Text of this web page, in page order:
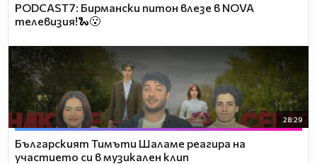
PODCAST7: Бирмански питон влезе в NOVA
телевизия!🐍😮
28:29
Българският Тимъти Шаламе реагира на
участието си в музикален клип